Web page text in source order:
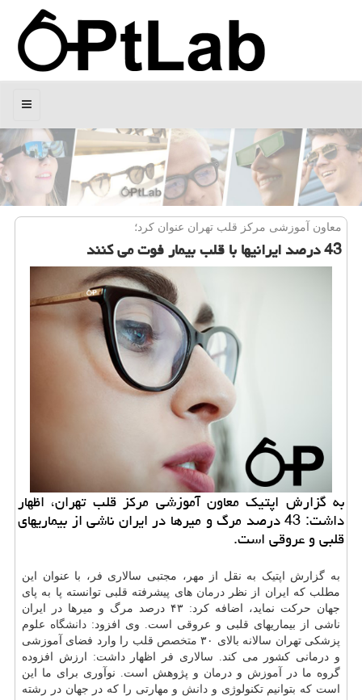
منو
معاون آموزشی مركز قلب تهران عنوان كرد؛
43 درصد ایرانیها با قلب بیمار فوت می كنند
به گزارش اپتیک معاون آموزشی مرکز قلب تهران، اظهار
داشت: 43 درصد مرگ و میرها در ایران ناشی از بیماریهای
قلبی و عروقی است.
به گزارش اپتیک به نقل از مهر، مجتبی سالاری فر، با عنوان این
مطلب که ایران از نظردرمان های پیشرفته قلبی توانسته پا به پای
جهان حرکت نماید، اضافه کرد: ۴۳ درصد مرگ و میرها در ایران
ناشی از بیماریهای قلبی و عروقی است. وی افزود: دانشگاه علوم
پزشکی تهران سالانه بالای ۳۰
متخصص قلب را وارد فضای آموزشی
و درمانی کشور می کند. سالاری فر اظهار داشت: ارزش افزوده
گروه ما در
آموزش و درمان و پژوهش است. نوآوری برای ما این
است که بتوانیم تکنولوژی و دانش و مهارتی را که در جهان در رشته